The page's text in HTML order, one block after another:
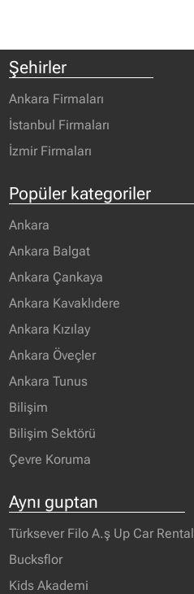
Şehirler
Ankara Firmaları
İstanbul Firmaları
İzmir Firmaları
Popüler kategoriler
Ankara
Ankara Balgat
Ankara Çankaya
Ankara Kavaklıdere
Ankara Kızılay
Ankara Öveçler
Ankara Tunus
Bilişim
Bilişim Sektörü
Çevre Koruma
Aynı guptan
Türksever Filo A.ş Up Car Rental
Bucksflor
Kids Akademi